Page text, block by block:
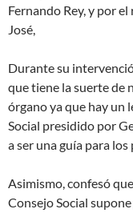
Fernando Rey, y por
José,
Durante su
que tiene la suerte de
órgano ya que hay un
Social presidido por
a ser una guía para
Asimismo, confesó
Consejo Social